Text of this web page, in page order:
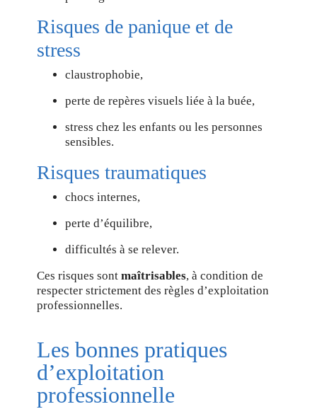
Risques de panique et de
stress
claustrophobie,
perte de repères visuels liée à la buée,
stress chez les enfants ou les personnes
sensibles.
Risques traumatiques
chocs internes,
perte d’équilibre,
difficultés à se relever.
Ces risques sontmaîtrisables, à condition de
respecter strictement des règles d’exploitation
professionnelles.
Les bonnes pratiques
d’exploitation
professionnelle